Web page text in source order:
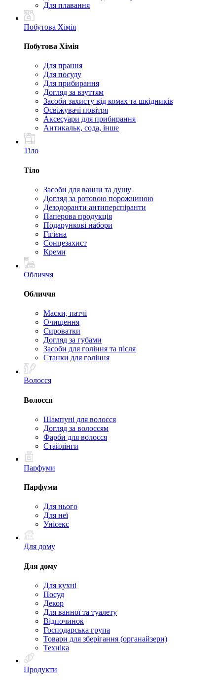
Для плавання
Побутова Хімія
Побутова Хімія
Для прання
Для посуду
Для прибирання
Догляд за взуттям
Засоби захисту від комах та шкідників
Освіжувачі повітря
Аксесуари для прибирання
Антикальк, сода, інше
Тіло
Тіло
Засоби для ванни та душу
Догляд за ротовою порожниною
Дезодоранти антиперспіранти
Паперова продукція
Подарункові набори
Гігієна
Сонцезахист
Креми
Обличчя
Обличчя
Маски, патчі
Очищення
Сироватки
Догляд за губами
Засоби для гоління та після
Станки для гоління
Волосся
Волосся
Шампуні для волосся
Догляд за волоссям
Фарби для волосся
Стайлінги
Парфуми
Парфуми
Для нього
Для неї
Унісекс
Для дому
Для дому
Для кухні
Посуд
Декор
Для ванної та туалету
Відпочинок
Господарська група
Товари для зберігання (органайзери)
Техніка
Продукти